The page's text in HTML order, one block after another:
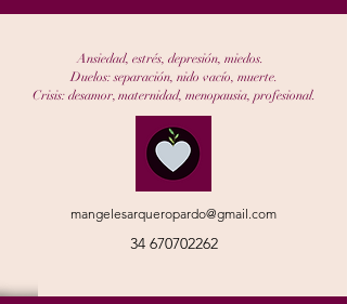
Ansiedad, estrés, depresión, miedos.
Duelos: separación, nido vacío, muerte.
Crisis: desamor, maternidad, menopausia, profesional.
mangelesarqueropardo@gmail.com
34 670702262